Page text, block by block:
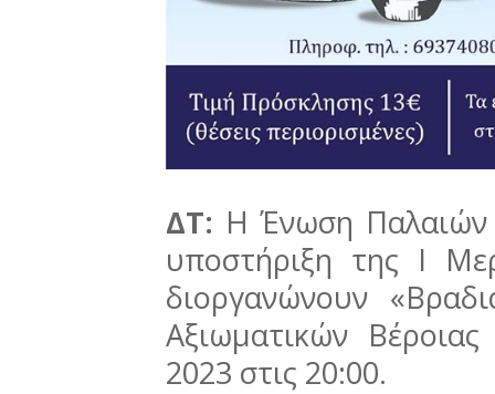
ΔΤ: Η Ένωση Παλαιών
υποστήριξη της Ι
διοργανώνουν
Αξιωματικών
2023 στις 20:00.